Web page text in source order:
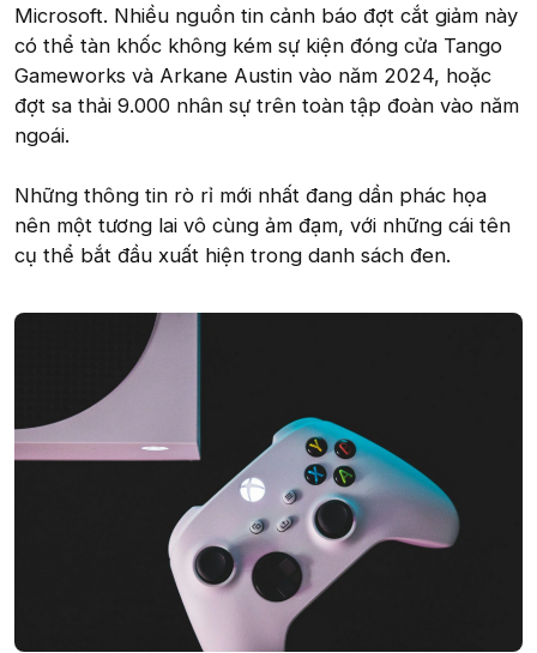
Microsoft. Nhiều nguồn tin cảnh báo đợt cắt giảm này
có thể tàn khốc không kém sự kiện đóng cửa Tango
Gameworks và Arkane Austin vào năm 2024, hoặc
đợt sa thải 9.000 nhân sự trên toàn tập đoàn vào năm
ngoái.
Những thông tin rò rỉ mới nhất đang dần phác họa
nên một tương lai vô cùng ảm đạm, với những cái tên
cụ thể bắt đầu xuất hiện trong danh sách đen.